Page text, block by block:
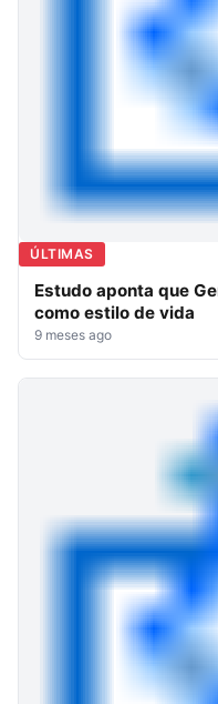
ÚLTIMAS
Estudo aponta que
como estilo de vida
9 meses ago